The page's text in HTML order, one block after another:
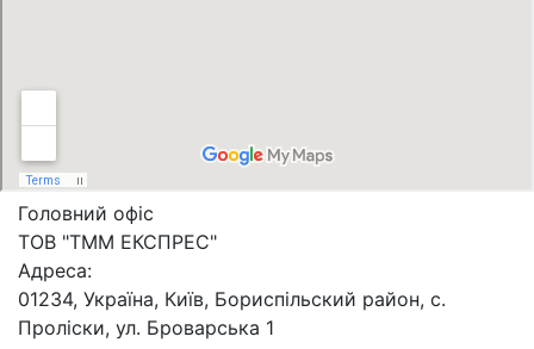
Головний офіс
ТОВ "ТММ ЕКСПРЕС"
Адреса:
01234, Україна, Київ, Бориспільский район, с.
Проліски, ул. Броварська 1